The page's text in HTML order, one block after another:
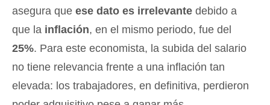
asegura que ese dato es irrelevante debido a
que la inflación, en el mismo periodo, fue del
25%. Para este economista, la subida del salario
no tiene relevancia frente a una inflación tan
elevada: los trabajadores, en definitiva, perdieron